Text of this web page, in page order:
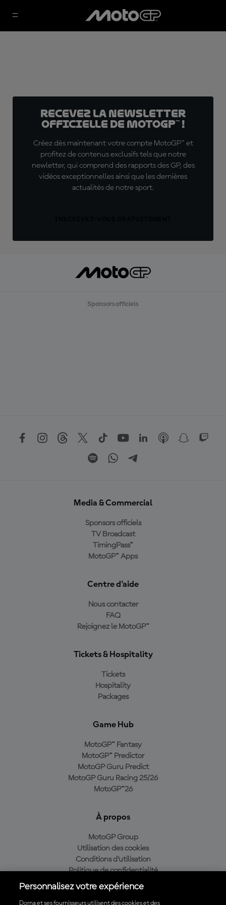
Recevez la Newsletter
officielle de MotoGP™ !
Créez dès maintenant votre compte MotoGP™ et
profitez de contenus exclusifs tels que notre
newletter, qui comprend des rapports des GP, des
vidéos exceptionnelles ainsi que les dernières
actualités de notre sport.
Sponsors officiels
Media & Commercial
Sponsors officiels
TV Broadcast
TimingPass™
MotoGP™ Apps
Centre d'aide
Nous contacter
FAQ
Rejoignez le MotoGP™
Tickets & Hospitality
Tickets
Hospitality
Packages
Game Hub
MotoGP™ Fantasy
MotoGP™ Predictor
MotoGP Guru Predict
MotoGP Guru Racing 25/26
MotoGP™26
À propos
MotoGP Group
Utilisation des cookies
Conditions d'utilisation
Politique de confidentialité
Politique d’achat
Personnalisez votre expérience
Dorna et ses fournisseurs utilisent des cookies et des